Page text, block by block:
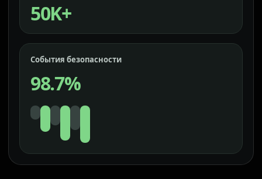
50K+
События безопасности
98.7%